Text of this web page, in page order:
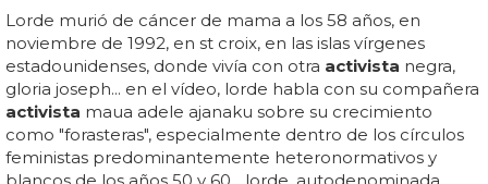
Lorde murió de cáncer de mama a los 58 años, en
noviembre de 1992, en st croix, en las islas vírgenes
estadounidenses, donde vivía con otra activista negra,
gloria joseph... en el vídeo, lorde habla con su compañera
activista maua adele ajanaku sobre su crecimiento
como "forasteras", especialmente dentro de los círculos
feministas predominantemente heteronormativos y